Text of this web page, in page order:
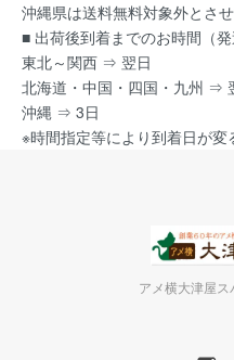
沖縄県は送料無料対象外とさせ
■ 出荷後到着までのお時間（発
東北～関西 ⇒ 翌日
北海道・中国・四国・九州 ⇒
沖縄 ⇒ 3日
※時間指定等により到着日が変
アメ横大津屋